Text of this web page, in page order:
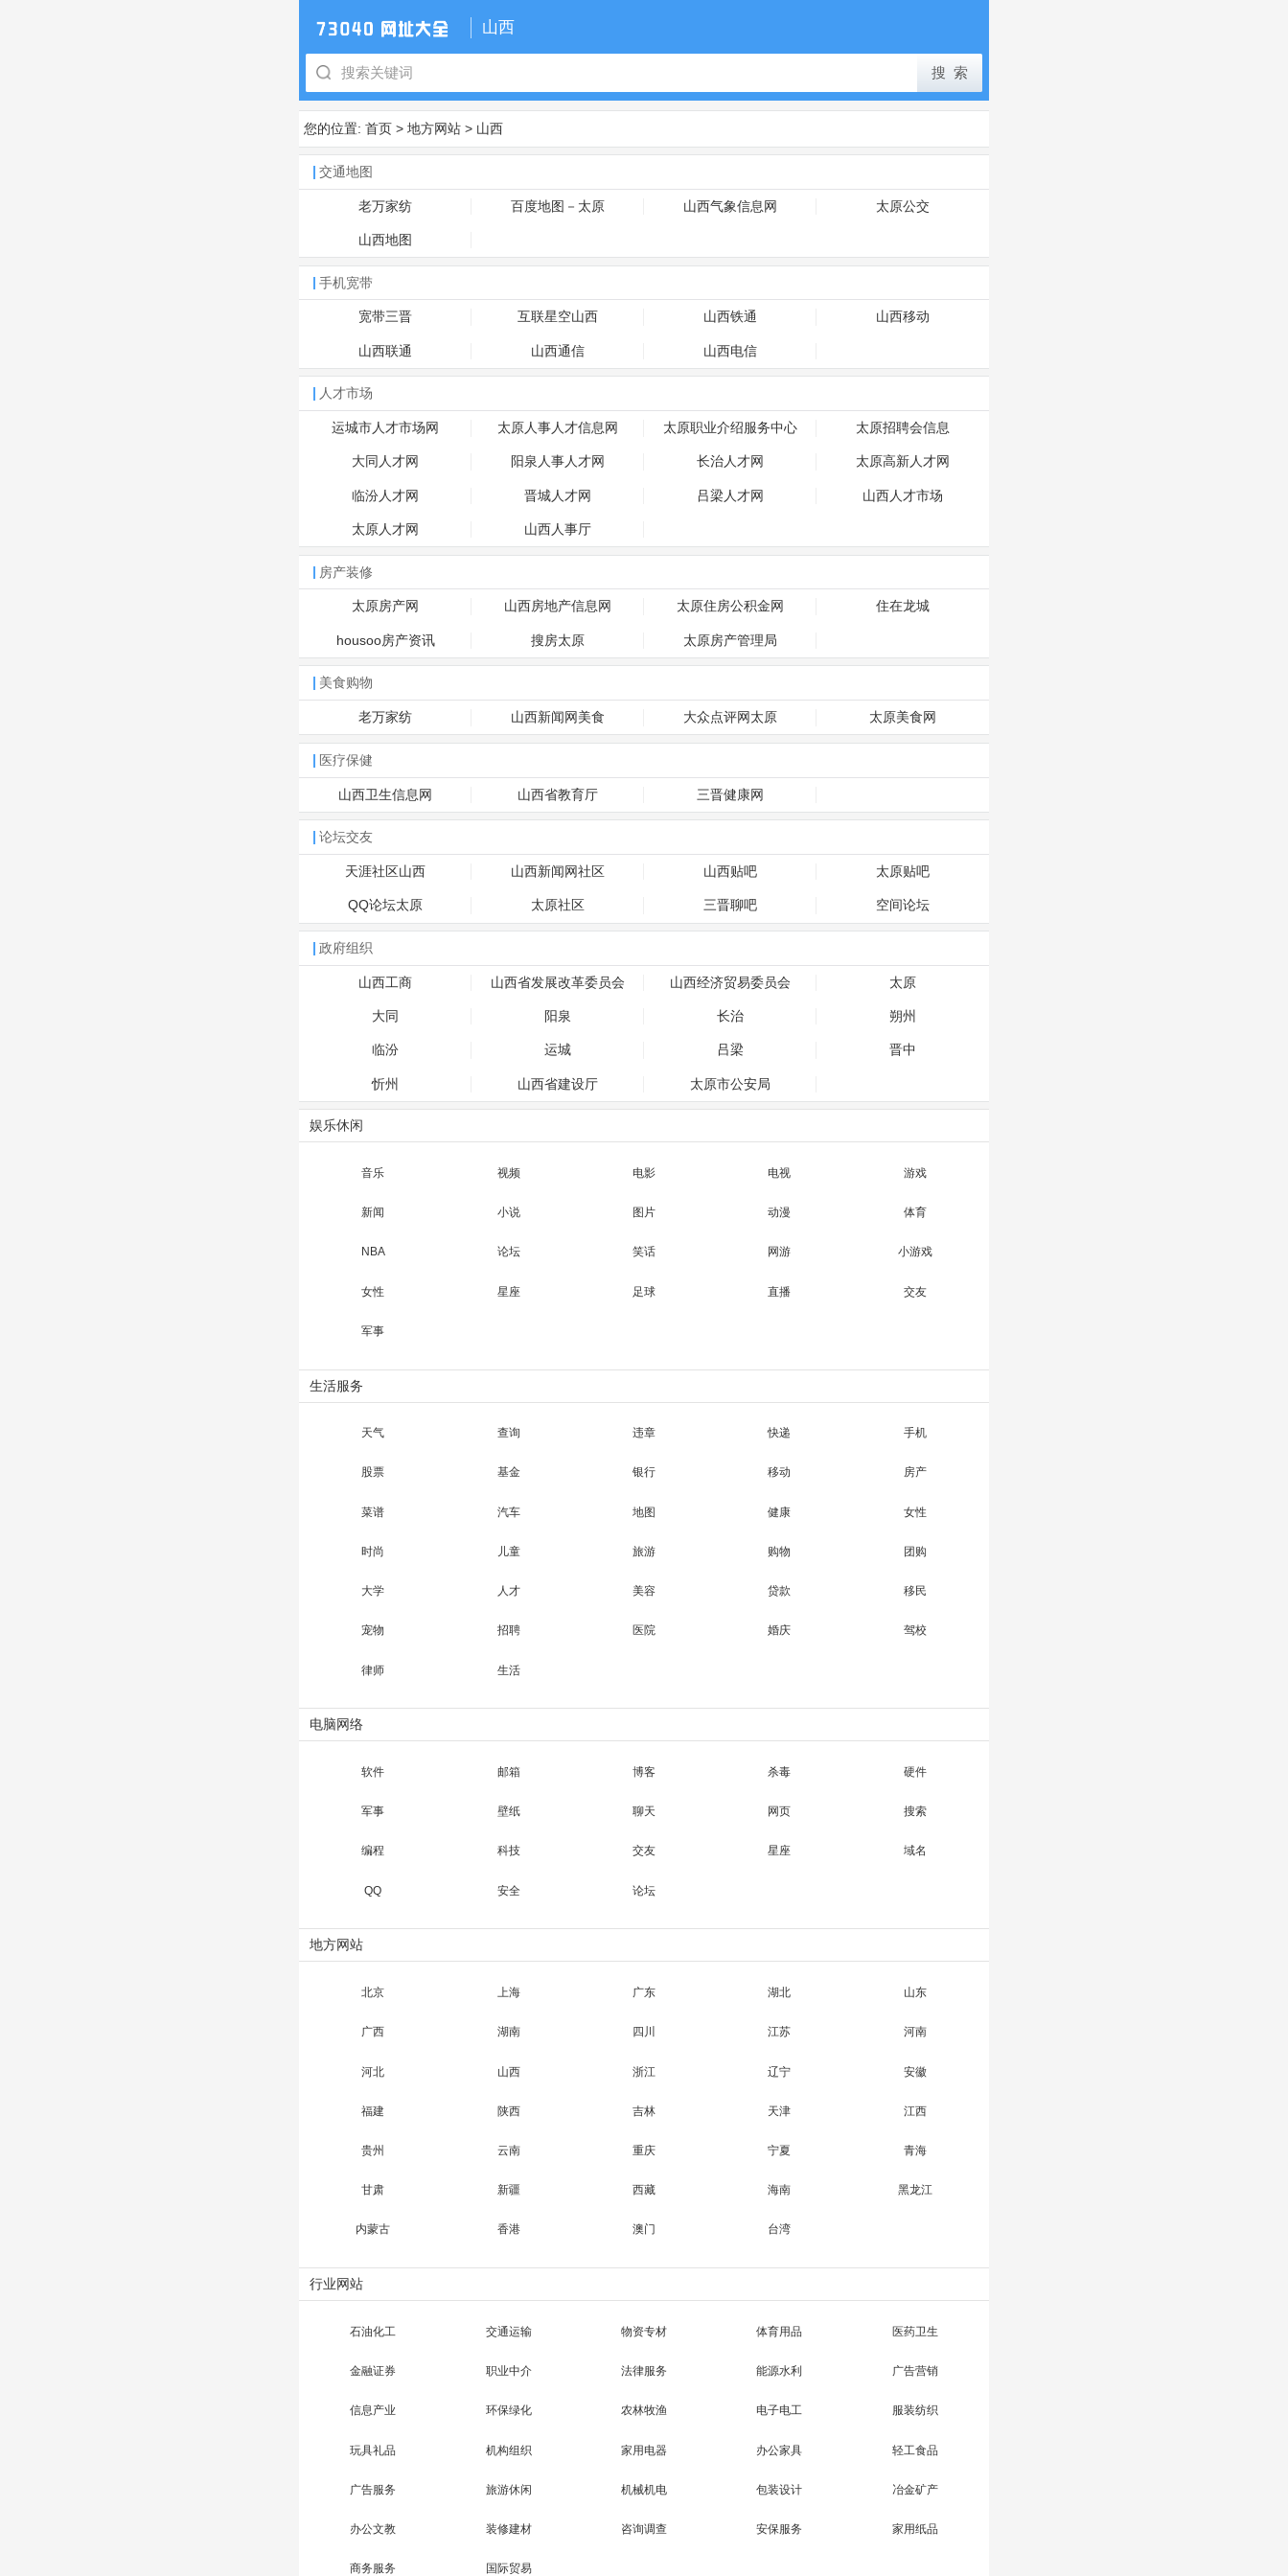
山西
您的位置: 首页 > 地方网站 > 山西
交通地图
老万家纺 百度地图－太原 山西气象信息网 太原公交
山西地图
手机宽带
宽带三晋 互联星空山西 山西铁通 山西移动
山西联通 山西通信 山西电信
人才市场
运城市人才市场网 太原人事人才信息网 太原职业介绍服务中心 太原招聘会信息
大同人才网 阳泉人事人才网 长治人才网 太原高新人才网
临汾人才网 晋城人才网 吕梁人才网 山西人才市场
太原人才网 山西人事厅
房产装修
太原房产网 山西房地产信息网 太原住房公积金网 住在龙城
housoo房产资讯 搜房太原 太原房产管理局
美食购物
老万家纺 山西新闻网美食 大众点评网太原 太原美食网
医疗保健
山西卫生信息网 山西省教育厅 三晋健康网
论坛交友
天涯社区山西 山西新闻网社区 山西贴吧 太原贴吧
QQ论坛太原 太原社区 三晋聊吧 空间论坛
政府组织
山西工商 山西省发展改革委员会 山西经济贸易委员会 太原
大同 阳泉 长治 朔州
临汾 运城 吕梁 晋中
忻州 山西省建设厅 太原市公安局
娱乐休闲
音乐 视频 电影 电视 游戏
新闻 小说 图片 动漫 体育
NBA 论坛 笑话 网游 小游戏
女性 星座 足球 直播 交友
军事
生活服务
天气 查询 违章 快递 手机
股票 基金 银行 移动 房产
菜谱 汽车 地图 健康 女性
时尚 儿童 旅游 购物 团购
大学 人才 美容 贷款 移民
宠物 招聘 医院 婚庆 驾校
律师 生活
电脑网络
软件 邮箱 博客 杀毒 硬件
军事 壁纸 聊天 网页 搜索
编程 科技 交友 星座 域名
QQ 安全 论坛
地方网站
北京 上海 广东 湖北 山东
广西 湖南 四川 江苏 河南
河北 山西 浙江 辽宁 安徽
福建 陕西 吉林 天津 江西
贵州 云南 重庆 宁夏 青海
甘肃 新疆 西藏 海南 黑龙江
内蒙古 香港 澳门 台湾
行业网站
石油化工 交通运输 物资专材 体育用品 医药卫生
金融证券 职业中介 法律服务 能源水利 广告营销
信息产业 环保绿化 农林牧渔 电子电工 服装纺织
玩具礼品 机构组织 家用电器 办公家具 轻工食品
广告服务 旅游休闲 机械机电 包装设计 冶金矿产
办公文教 装修建材 咨询调查 安保服务 家用纸品
商务服务 国际贸易